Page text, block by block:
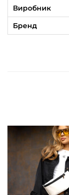
Виробник
Бренд